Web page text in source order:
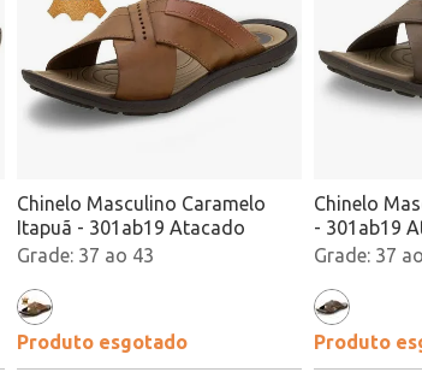
Chinelo Masculino Caramelo
Itapuã - 301ab19 Atacado
37 ao 43
Produto esgotado
Chinelo
- 301ab19
37
Produto